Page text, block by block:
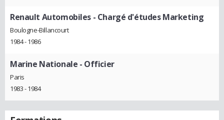
Renault Automobiles - Chargé d'études Marketing
Boulogne-Billancourt
1984 - 1986
Marine Nationale - Officier
Paris
1983 - 1984